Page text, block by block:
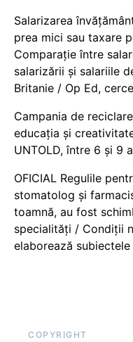
Salarizarea
prea mici sau taxare
Comparație între
salarizării și salariile
Britanie / Op Ed,
Campania de
educația și
UNTOLD, între 6 și 9
OFICIAL Regulile
stomatolog și
toamnă, au fost
specialități / Condiții
elaborează
COPYRIGHT